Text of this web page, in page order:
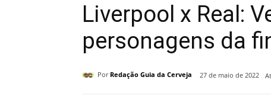
Liverpool x Real:
personagens da
Por Redação Guia da Cerveja 27 de maio de 2022